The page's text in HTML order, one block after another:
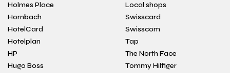
Holmes Place
Hornbach
HotelCard
Hotelplan
HP
Hugo Boss
Local shops
Swisscard
Swisscom
Tap
The North Face
Tommy Hilfiger